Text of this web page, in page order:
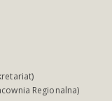
Regionalna)